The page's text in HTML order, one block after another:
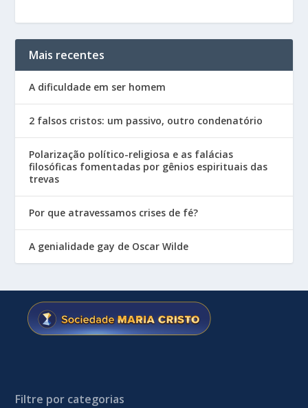
Mais recentes
A dificuldade em ser homem
2 falsos cristos: um passivo, outro condenatório
Polarização político-religiosa e as falácias
filosóficas fomentadas por gênios espirituais das
trevas
Por que atravessamos crises de fé?
A genialidade gay de Oscar Wilde
Filtre por categorias